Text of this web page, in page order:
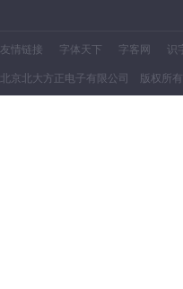
友情链接 字体天下 字客网 识
北京北大方正电子有限公司 版权所有